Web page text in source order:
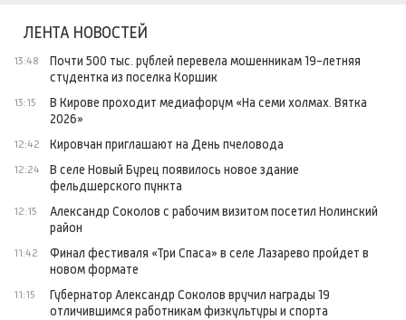
ЛЕНТА НОВОСТЕЙ
13:48
Почти 500 тыс. рублей перевела мошенникам 19-летняя
студентка из поселка Коршик
13:15
В Кирове проходит медиафорум «На семи холмах. Вятка
2026»
12:42 Кировчан приглашают на День пчеловода
12:24
В селе Новый Бурец появилось новое здание
фельдшерского пункта
12:15
Александр Соколов с рабочим визитом посетил Нолинский
район
11:42
Финал фестиваля «Три Спаса» в селе Лазарево пройдет в
новом формате
11:15
Губернатор Александр Соколов вручил награды 19
отличившимся работникам физкультуры и спорта